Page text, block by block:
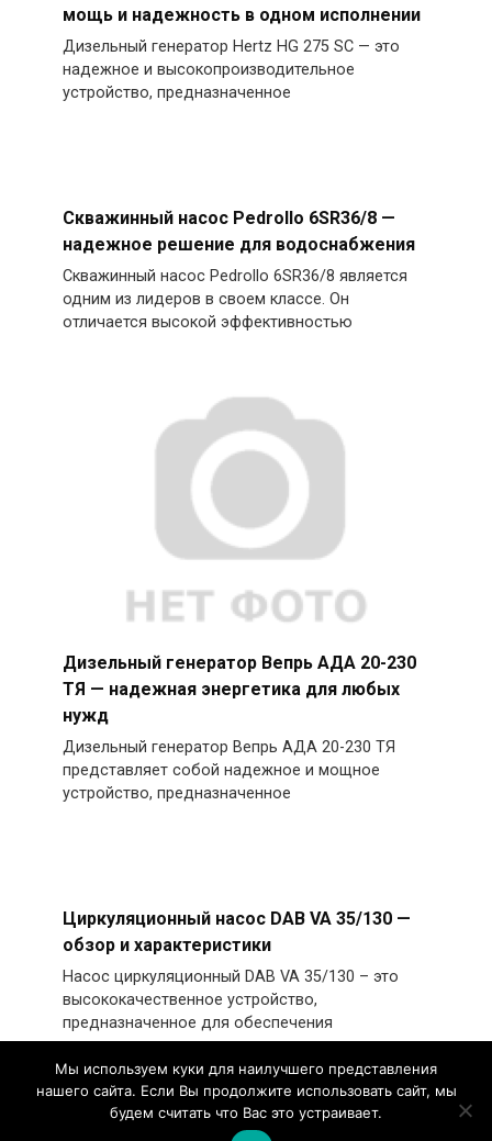
мощь и надежность в одном исполнении
Дизельный генератор Hertz HG 275 SC — это
надежное и высокопроизводительное
устройство, предназначенное
Скважинный насос Pedrollo 6SR36/8 —
надежное решение для водоснабжения
Скважинный насос Pedrollo 6SR36/8 является
одним из лидеров в своем классе. Он
отличается высокой эффективностью
Дизельный генератор Вепрь АДА 20-230
ТЯ — надежная энергетика для любых
нужд
Дизельный генератор Вепрь АДА 20-230 ТЯ
представляет собой надежное и мощное
устройство, предназначенное
Циркуляционный насос DAB VA 35/130 —
обзор и характеристики
Насос циркуляционный DAB VA 35/130 – это
высококачественное устройство,
предназначенное для обеспечения
Мы используем куки для наилучшего представления
нашего сайта. Если Вы продолжите использовать сайт, мы
будем считать что Вас это устраивает.